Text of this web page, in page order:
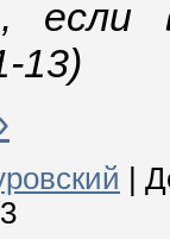
если
13)
|